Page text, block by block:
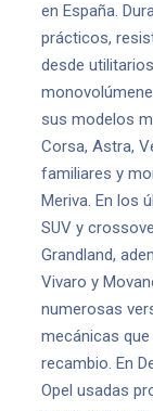
en España.
prácticos,
desde
sus modelos
Corsa, Astra,
familiares y
Meriva. En los
SUV y
Grandland,
Vivaro y
numerosas
mecánicas
recambio. En
Opel usadas